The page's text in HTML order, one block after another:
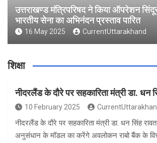
उत्तराखण्ड मंत्रिपरिषद ने किया ऑपरेशन
भारतीय सेना का अभिनंदन प्रस्ताव पारित
16 May 2025 CurrentUttarakhand
शिक्षा
नीदरलैंड के दौरे पर सहकारिता मंत्री डा. धन
10 February 2025
नीदरलैंड के दौरे पर सहकारिता मंत्री डा. धन सिंह
अनुसंधान के मॉडल का करेंगे अवलोकन राबो बैंक के